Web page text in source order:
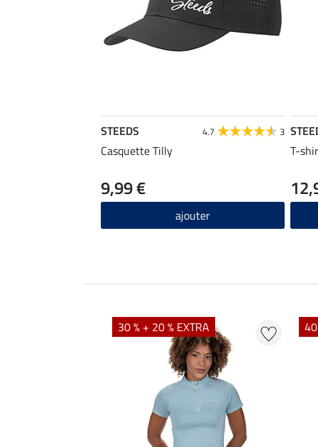
STEEDS 4.7 3
Casquette Tilly
9,99 €
ajouter
T-
30 % + 20 % EXTRA